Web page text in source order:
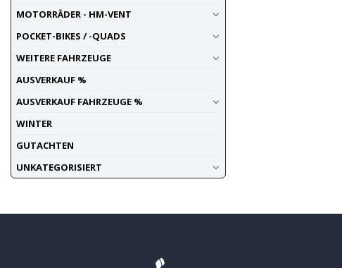
MOTORRÄDER - HM-VENT
POCKET-BIKES / -QUADS
WEITERE FAHRZEUGE
AUSVERKAUF %
AUSVERKAUF FAHRZEUGE %
WINTER
GUTACHTEN
UNKATEGORISIERT